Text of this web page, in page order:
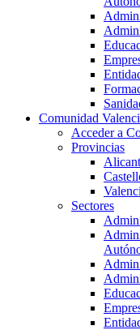
Comunidad
Acceder a
Provincias
Sectores